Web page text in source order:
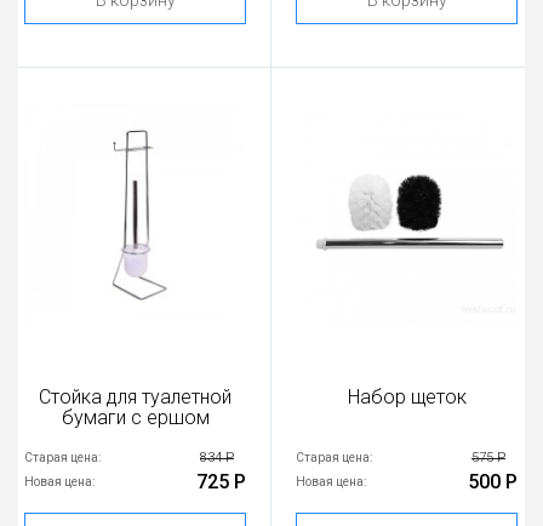
Стойка для туалетной
бумаги с ершом
Старая цена: 834 Р
Новая цена: 725 Р
Набор щеток
Старая цена: 575 Р
Новая цена: 500 Р